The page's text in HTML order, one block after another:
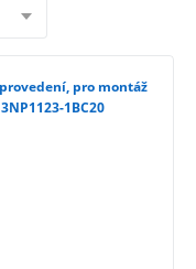
pro montáž
1BC20